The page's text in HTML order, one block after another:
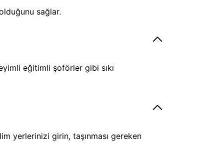
sağlar.
eğitimli şoförler gibi sıkı
yerlerinizi girin, taşınması gereken